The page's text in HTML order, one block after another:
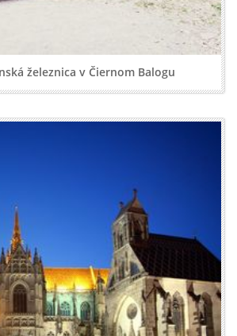
železnica v Čiernom Balogu